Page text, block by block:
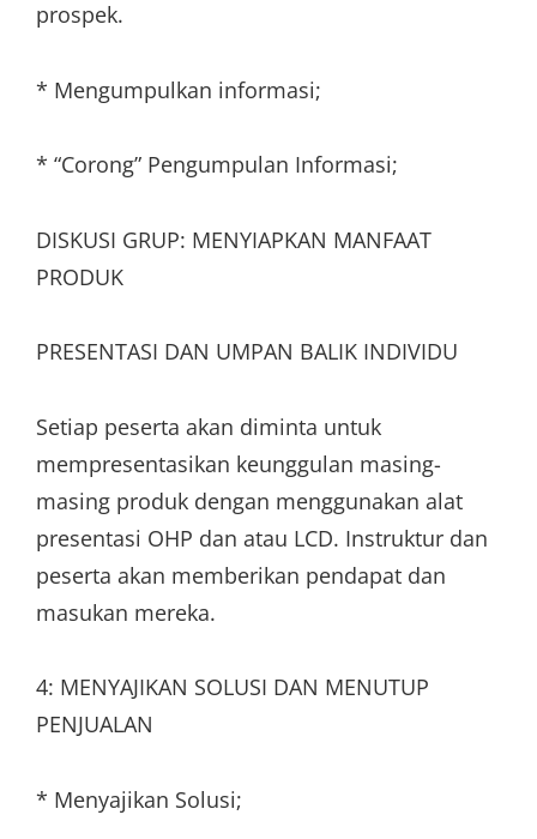
prospek.
* Mengumpulkan informasi;
* “Corong” Pengumpulan Informasi;
DISKUSI GRUP: MENYIAPKAN MANFAAT
PRODUK
PRESENTASI DAN UMPAN BALIK INDIVIDU
Setiap peserta akan diminta untuk
mempresentasikan keunggulan masing-
masing produk dengan menggunakan alat
presentasi OHP dan atau LCD. Instruktur dan
peserta akan memberikan pendapat dan
masukan mereka.
4: MENYAJIKAN SOLUSI DAN MENUTUP
PENJUALAN
* Menyajikan Solusi;